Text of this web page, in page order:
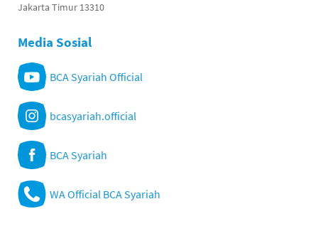
Jakarta Timur 13310
Media Sosial
BCA Syariah Official
bcasyariah.official
BCA Syariah
WA Official BCA Syariah